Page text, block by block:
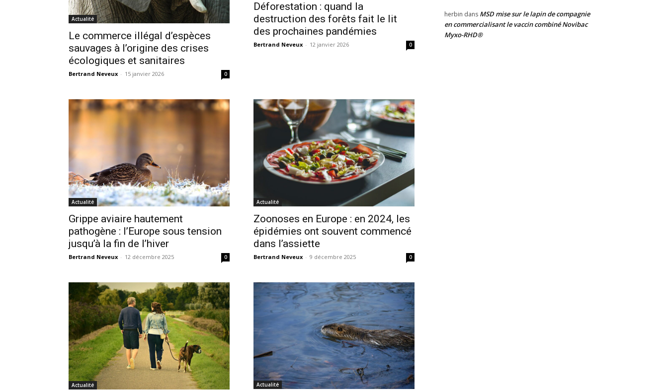
Actualité
Le commerce illégal d’espèces
sauvages à l’origine des crises
écologiques et sanitaires
Bertrand Neveux - 15 janvier 2026 0
Déforestation : quand la
destruction des forêts fait le lit
des prochaines pandémies
Bertrand Neveux - 12 janvier 2026 0
Actualité
Grippe aviaire hautement
pathogène : l’Europe sous tension
jusqu’à la fin de l’hiver
Bertrand Neveux - 12 décembre 2025 0
Actualité
Zoonoses en Europe : en 2024, les
épidémies ont souvent commencé
dans l’assiette
Bertrand Neveux - 9 décembre 2025 0
Actualité Actualité
herbin dans MSD mise sur le lapin de compagnie
en commercialisant le vaccin combiné Novibac
Myxo-RHD®